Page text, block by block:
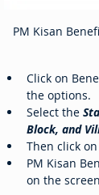
PM Kisan
Click on
the options.
Select the
Block, and
Then click on
PM Kisan
on the